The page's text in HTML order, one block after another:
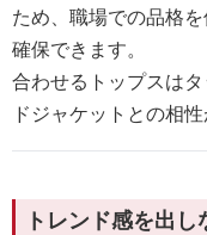
ため、職場での品格
確保できます。
合わせるトップスは
ドジャケットとの相性
トレンド感を出